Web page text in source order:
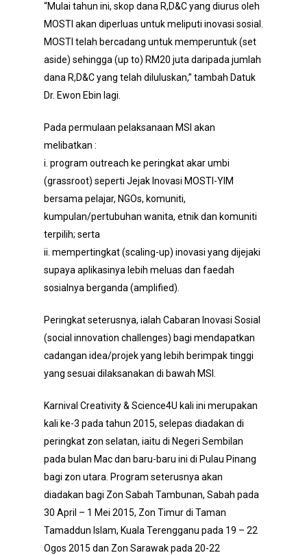
“Mulai tahun ini, skop dana R,D&C yang diurus oleh
MOSTI akan diperluas untuk meliputi inovasi sosial.
MOSTI telah bercadang untuk memperuntuk (set
aside) sehingga (up to) RM20 juta daripada jumlah
dana R,D&C yang telah diluluskan,” tambah Datuk
Dr. Ewon Ebin lagi.
Pada permulaan pelaksanaan MSI akan
melibatkan :
i. program outreach ke peringkat akar umbi
(grassroot) seperti Jejak Inovasi MOSTI-YIM
bersama pelajar, NGOs, komuniti,
kumpulan/pertubuhan wanita, etnik dan komuniti
terpilih; serta
ii. mempertingkat (scaling-up) inovasi yang dijejaki
supaya aplikasinya lebih meluas dan faedah
sosialnya berganda (amplified).
Peringkat seterusnya, ialah Cabaran Inovasi Sosial
(social innovation challenges) bagi mendapatkan
cadangan idea/projek yang lebih berimpak tinggi
yang sesuai dilaksanakan di bawah MSI.
Karnival Creativity & Science4U kali ini merupakan
kali ke-3 pada tahun 2015, selepas diadakan di
peringkat zon selatan, iaitu di Negeri Sembilan
pada bulan Mac dan baru-baru ini di Pulau Pinang
bagi zon utara. Program seterusnya akan
diadakan bagi Zon Sabah Tambunan, Sabah pada
30 April – 1 Mei 2015, Zon Timur di Taman
Tamaddun Islam, Kuala Terengganu pada 19 – 22
Ogos 2015 dan Zon Sarawak pada 20-22